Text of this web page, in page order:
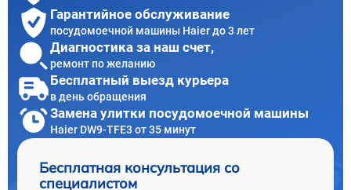
Гарантийное обслуживание
посудомоечной машины Haier до 3 лет
Диагностика за наш счет,
ремонт по желанию
Бесплатный выезд курьера
в день обращения
Замена улитки посудомоечной машины
Haier DW9-TFE3 от 35 минут
Бесплатная консультация со
специалистом